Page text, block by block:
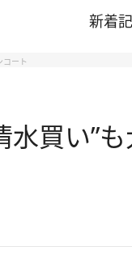
新着
コート
買い”